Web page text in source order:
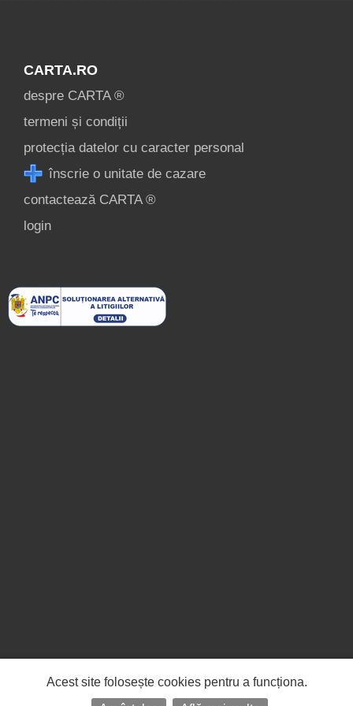
CARTA.RO
despre CARTA ®
termeni și condiții
protecția datelor cu caracter personal
înscrie o unitate de cazare
contactează CARTA ®
login
Acest site folosește cookies pentru a funcționa.